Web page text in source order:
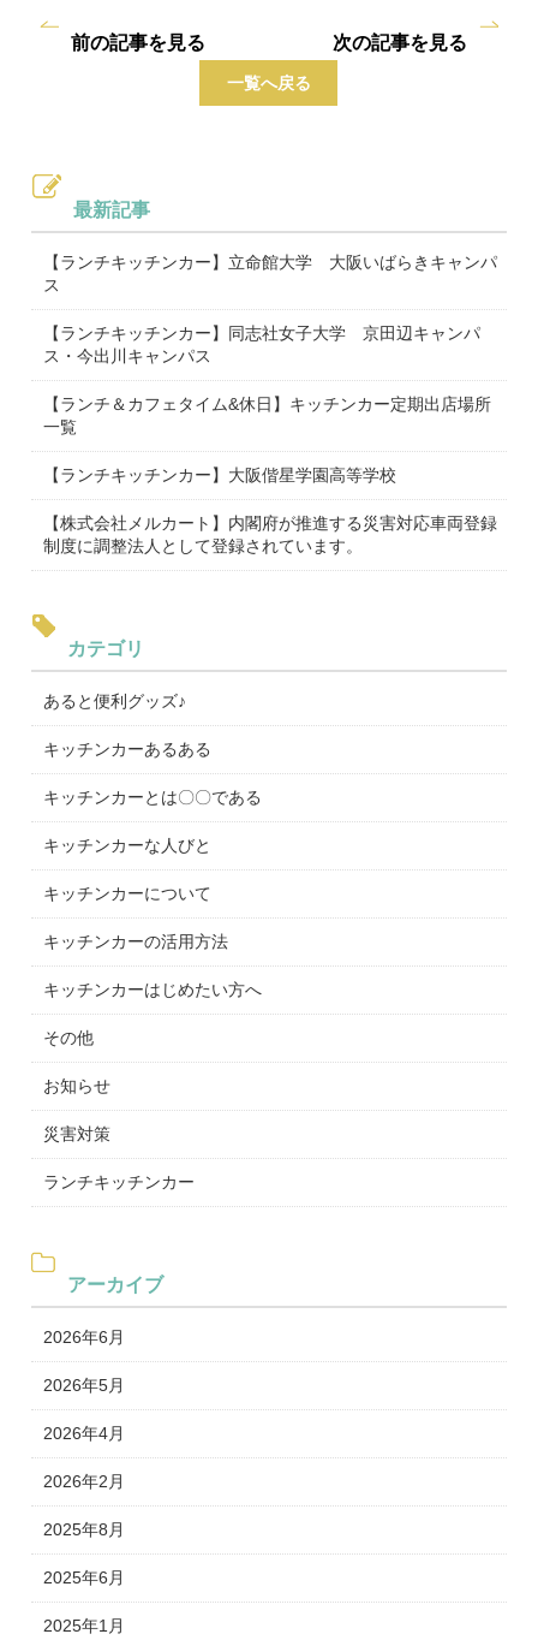
前の記事を見る
一覧へ戻る
次の記事を見る
最新記事
【ランチキッチンカー】立命館大学 大阪いばらきキャンパ
ス
【ランチキッチンカー】同志社女子大学 京田辺キャンパ
ス・今出川キャンパス
【ランチ＆カフェタイム&休日】キッチンカー定期出店場所
一覧
【ランチキッチンカー】大阪偕星学園高等学校
【株式会社メルカート】内閣府が推進する災害対応車両登録
制度に調整法人として登録されています。
カテゴリ
あると便利グッズ♪
キッチンカーあるある
キッチンカーとは〇〇である
キッチンカーな人びと
キッチンカーについて
キッチンカーの活用方法
キッチンカーはじめたい方へ
その他
お知らせ
災害対策
ランチキッチンカー
アーカイブ
2026年6月
2026年5月
2026年4月
2026年2月
2025年8月
2025年6月
2025年1月